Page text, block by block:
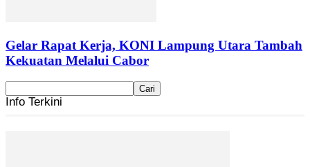
Gelar Rapat Kerja, KONI Lampung Utara Tambah
Kekuatan Melalui Cabor
Info Terkini